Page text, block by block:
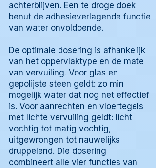
achterblijven. Een te droge doek
benut de adhesieverlagende functie
van water onvoldoende.
De optimale dosering is afhankelijk
van het oppervlaktype en de mate
van vervuiling. Voor glas en
gepolijste steen geldt: zo min
mogelijk water dat nog net effectief
is. Voor aanrechten en vloertegels
met lichte vervuiling geldt: licht
vochtig tot matig vochtig,
uitgewrongen tot nauwelijks
druppelend. Die dosering
combineert alle vier functies van